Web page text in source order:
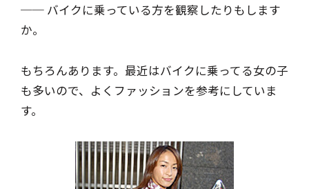
── バイクに乗っている方を観察したりもします
か。
もちろんあります。最近はバイクに乗ってる女の子
も多いので、よくファッションを参考にしていま
す。